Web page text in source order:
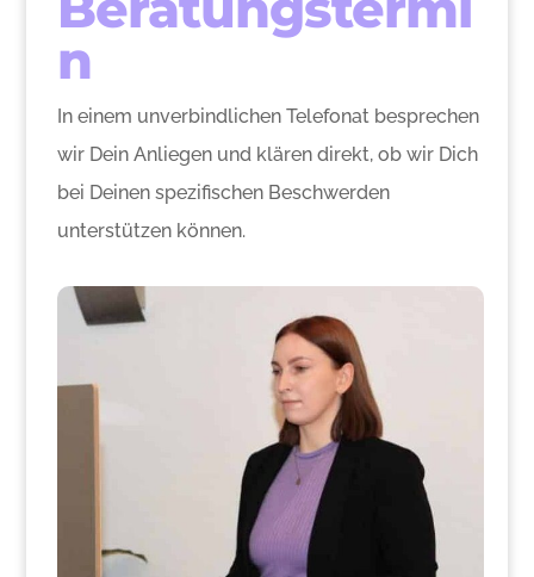
n
In einem unverbindlichen Telefonat besprechen
wir Dein Anliegen und klären direkt, ob wir Dich
bei Deinen spezifischen Beschwerden
unterstützen können.